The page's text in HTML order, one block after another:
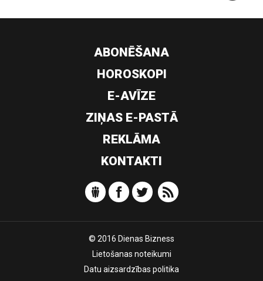
ABONĒŠANA
HOROSKOPI
E-AVĪZE
ZIŅAS E-PASTĀ
REKLĀMA
KONTAKTI
© 2016 Dienas Bizness
Lietošanas noteikumi
Datu aizsardzības politika